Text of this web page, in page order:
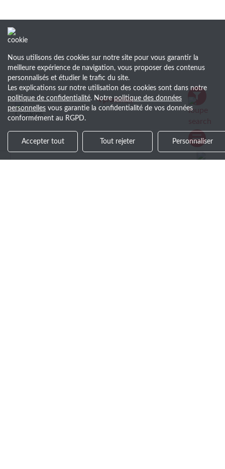
4produit(s)
Nous utilisons des cookies sur notre site pour vous garantir la
meilleure expérience de navigation, vous proposer des contenus
personnalisés et étudier le trafic du site.
Les explications sur notre utilisation des cookies sont dans notre
politique de confidentialité. Notre politique des données
personnelles vous garantie la confidentialité de vos données
conformément au RGPD.
Accepter tout Tout rejeter Personnaliser